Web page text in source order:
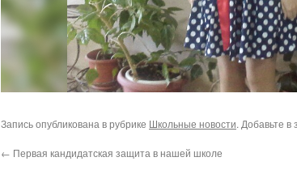
Запись опубликована в рубрике Школьные новости. Добавьте в
← Первая кандидатская защита в нашей школе